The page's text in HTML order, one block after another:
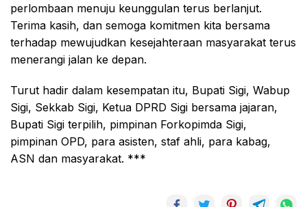
perlombaan menuju keunggulan terus berlanjut.
Terima kasih, dan semoga komitmen kita bersama
terhadap mewujudkan kesejahteraan masyarakat terus
menerangi jalan ke depan.
Turut hadir dalam kesempatan itu, Bupati Sigi, Wabup
Sigi, Sekkab Sigi, Ketua DPRD Sigi bersama jajaran,
Bupati Sigi terpilih, pimpinan Forkopimda Sigi,
pimpinan OPD, para asisten, staf ahli, para kabag,
ASN dan masyarakat. ***